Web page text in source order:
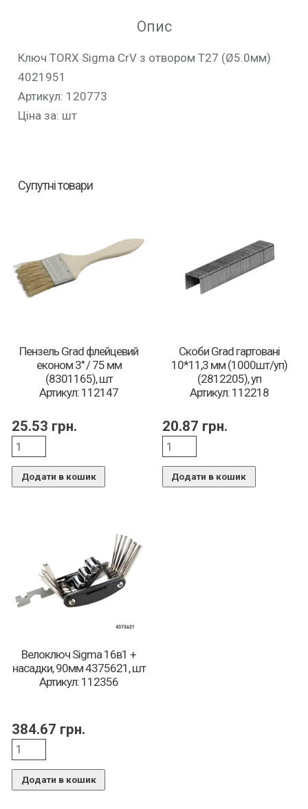
Опис
Ключ TORX Sigma CrV з отвором T27 (Ø5.0мм)
4021951
Артикул: 120773
Ціна за: шт
Супутні товари
Пензель Grad флейцевий
економ 3″ / 75 мм
(8301165), шт
Артикул: 112147
25.53 грн.
Додати в кошик
Скоби Grad гартовані
10*11,3 мм (1000шт/уп)
(2812205), уп
Артикул: 112218
20.87 грн.
Додати в кошик
Велоключ Sigma 16в1 +
насадки, 90мм 4375621, шт
Артикул: 112356
384.67 грн.
Додати в кошик